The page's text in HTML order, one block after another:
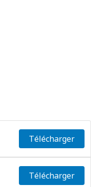
Télécharger
Télécharger